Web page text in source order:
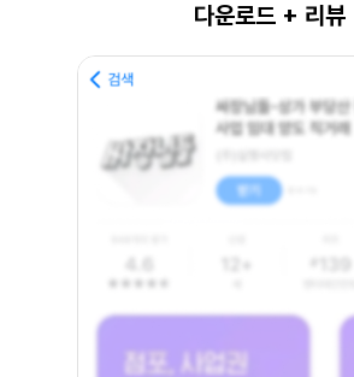
다운로드 + 리뷰